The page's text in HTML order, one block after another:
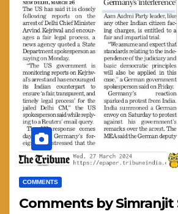
COMMENTS
Comments by Simranjit